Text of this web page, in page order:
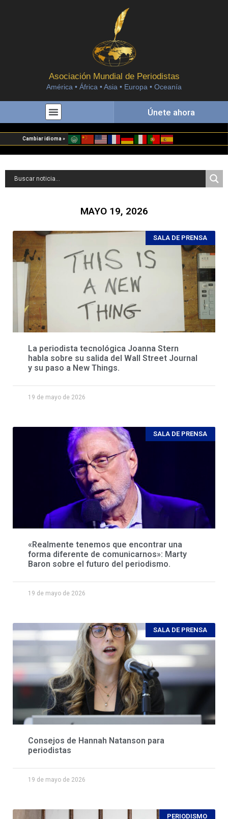
Asociación Mundial de Periodistas
América • África • Asia • Europa • Oceanía
Únete ahora
Cambiar idioma »
MAYO 19, 2026
SALA DE PRENSA
La periodista tecnológica Joanna Stern
habla sobre su salida del Wall Street Journal
y su paso a New Things.
19 de mayo de 2026
SALA DE PRENSA
«Realmente tenemos que encontrar una
forma diferente de comunicarnos»: Marty
Baron sobre el futuro del periodismo.
19 de mayo de 2026
SALA DE PRENSA
Consejos de Hannah Natanson para
periodistas
19 de mayo de 2026
PERIODISMO